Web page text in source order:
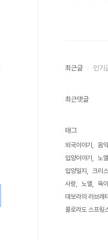
최근글 인기
최근댓글
태그
외국이야기 음
입양이야기
노
입양일지
크리
사랑
노엘 육
데보라의 러브레
콜로라도 스프링